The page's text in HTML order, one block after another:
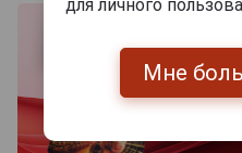
для личного
Мне